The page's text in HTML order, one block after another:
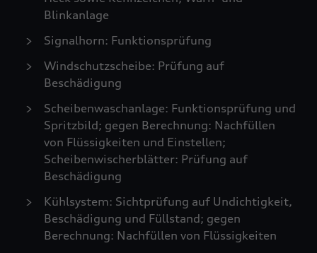
Blinkanlage
Signalhorn: Funktionsprüfung
Windschutzscheibe: Prüfung auf
Beschädigung
Scheibenwaschanlage: Funktionsprüfung und
Spritzbild; gegen Berechnung: Nachfüllen
von Flüssigkeiten und Einstellen;
Scheibenwischerblätter: Prüfung auf
Beschädigung
Kühlsystem: Sichtprüfung auf Undichtigkeit,
Beschädigung und Füllstand; gegen
Berechnung: Nachfüllen von Flüssigkeiten